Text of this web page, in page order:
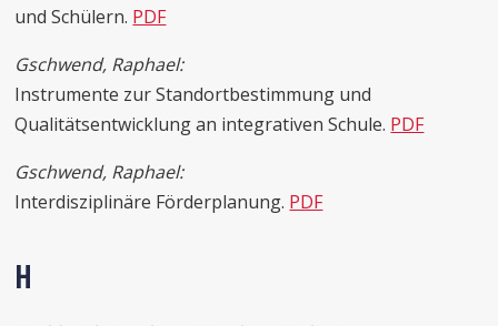
und Schülern. PDF
Gschwend, Raphael:
Instrumente zur Standortbestimmung und
Qualitätsentwicklung an integrativen Schule. PDF
Gschwend, Raphael:
Interdisziplinäre Förderplanung. PDF
H